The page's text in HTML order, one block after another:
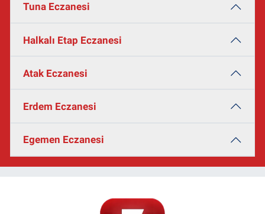
Tuna Eczanesi
Halkalı Etap Eczanesi
Atak Eczanesi
Erdem Eczanesi
Egemen Eczanesi